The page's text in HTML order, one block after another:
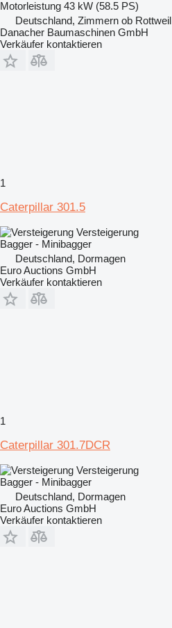
Motorleistung 43 kW (58.5 PS)
Deutschland, Zimmern ob Rottweil
Danacher Baumaschinen GmbH
Verkäufer kontaktieren
1
Caterpillar 301.5
Versteigerung
Bagger - Minibagger
Deutschland, Dormagen
Euro Auctions GmbH
Verkäufer kontaktieren
1
Caterpillar 301.7DCR
Versteigerung
Bagger - Minibagger
Deutschland, Dormagen
Euro Auctions GmbH
Verkäufer kontaktieren